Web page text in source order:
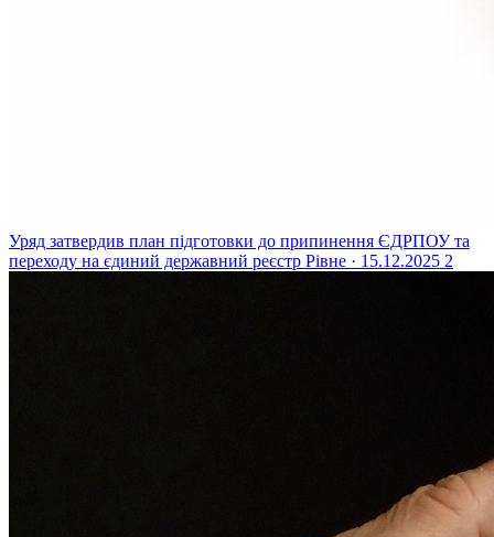
Уряд затвердив план підготовки до припинення ЄДРПОУ та
переходу на єдиний державний реєстр Рівне · 15.12.2025 2